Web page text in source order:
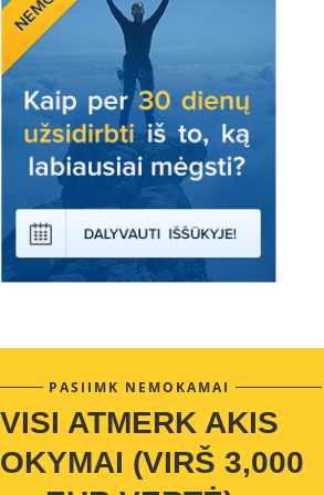
PASIIMK NEMOKAMAI
VISI ATMERK AKIS
(VIRŠ 3,000